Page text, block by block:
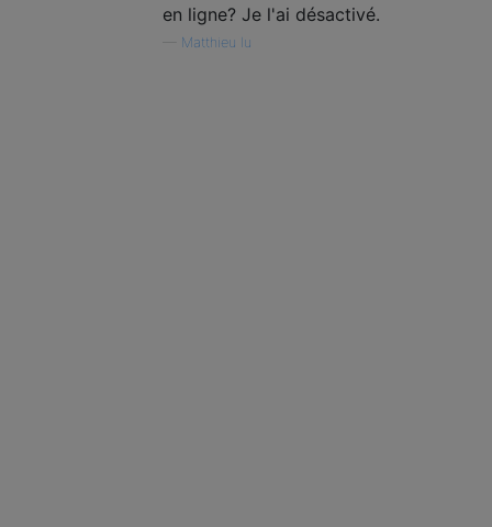
en ligne? Je l'ai désactivé.
Matthieu lu